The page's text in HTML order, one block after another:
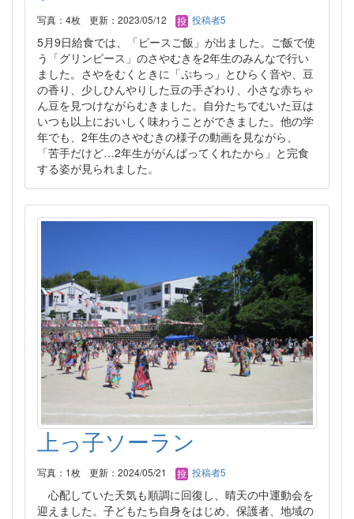
写真：4枚 更新：2023/05/12 投稿者5
5月9日給食では、「ピースご飯」が出ました。ご飯で使
う「グリンピース」のさやむきを2年生のみんなで行い
ました。さやをむくときに「ぷちっ」とひらく音や、豆
の香り、少しひんやりした豆の手ざわり、小さな赤ちゃ
ん豆を見つけながらむきました。自分たちでむいた豆は
いつも以上においしく味わうことができました。他の学
年でも、2年生のさやむきの様子の動画を見ながら、
「苦手だけど…2年生ががんばってくれたから」と完食
する姿が見られました。
上っ子ソーラン
写真：1枚 更新：2024/05/21 投稿者5
心配していた天気も順調に回復し、晴天の中運動会を
迎えました。子どもたち自身をはじめ、保護者、地域の